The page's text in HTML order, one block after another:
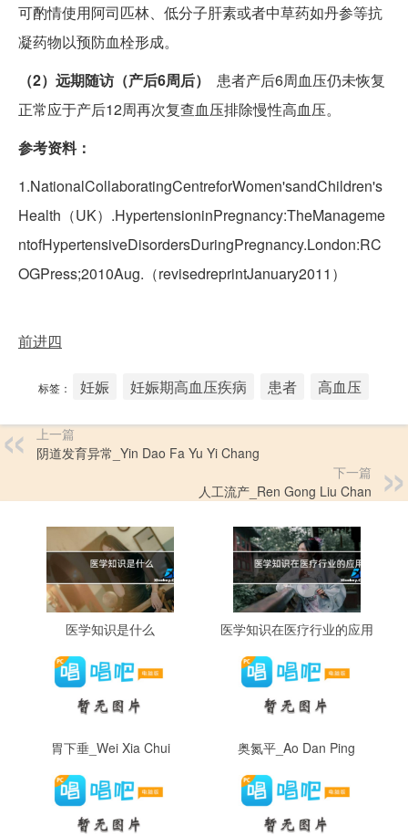
可酌情使用阿司匹林、低分子肝素或者中草药如丹参等抗
凝药物以预防血栓形成。
（2）远期随访（产后6周后）
患者产后6周血压仍未恢复
正常应于产后12周再次复查血压排除慢性高血压。
参考资料：
1.NationalCollaboratingCentreforWomen'sandChildren's
Health（UK）.HypertensioninPregnancy:TheManageme
ntofHypertensiveDisordersDuringPregnancy.London:RC
OGPress;2010Aug.（revisedreprintJanuary2011）
前进四
标签： 妊娠 妊娠期高血压疾病 患者 高血压
上一篇
阴道发育异常_Yin Dao Fa Yu Yi Chang
下一篇
人工流产_Ren Gong Liu Chan
医学知识是什么 医学知识在医疗行业的应用
胃下垂_Wei Xia Chui 奥氮平_Ao Dan Ping